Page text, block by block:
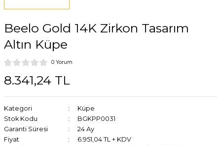
Beelo Gold 14K Zirkon Tasarım
Altın Küpe
0 Yorum
8.341,24 TL
Kategori
Küpe
Stok Kodu
BGKPP0031
Garanti Süresi
24 Ay
Fiyat
6.951,04 TL + KDV